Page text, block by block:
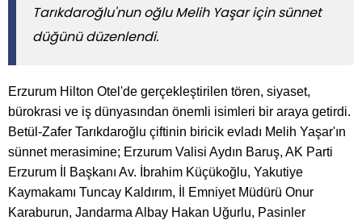
Tarıkdaroğlu'nun oğlu Melih Yaşar için sünnet
düğünü düzenlendi.
Erzurum Hilton Otel'de gerçekleştirilen tören, siyaset,
bürokrasi ve iş dünyasından önemli isimleri bir araya getirdi.
Betül-Zafer Tarıkdaroğlu çiftinin biricik evladı Melih Yaşar'ın
sünnet merasimine; Erzurum Valisi Aydın Baruş, AK Parti
Erzurum İl Başkanı Av. İbrahim Küçükoğlu, Yakutiye
Kaymakamı Tuncay Kaldırım, İl Emniyet Müdürü Onur
Karaburun, Jandarma Albay Hakan Uğurlu, Pasinler